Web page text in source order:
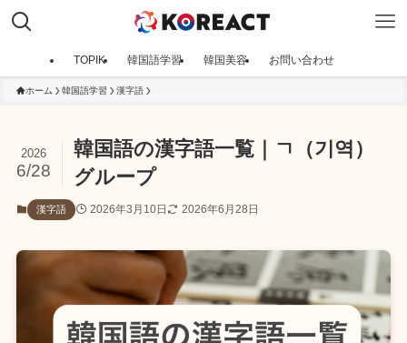
TOPIK 韓国語学習 韓国美容 お問い合わせ
ホーム 韓国語学習 漢字語
韓国語の漢字語一覧｜ㄱ（기역）
グループ
2026
6/28
漢字語 2026年3月10日 2026年6月28日